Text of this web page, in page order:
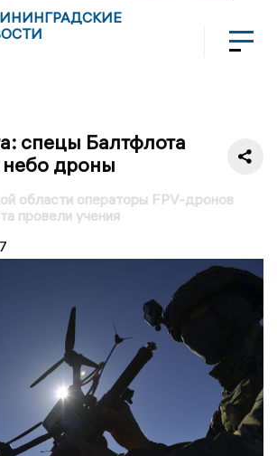
спецы Балтфлота
небо дроны
области операторы FPV-дронов
провели учения